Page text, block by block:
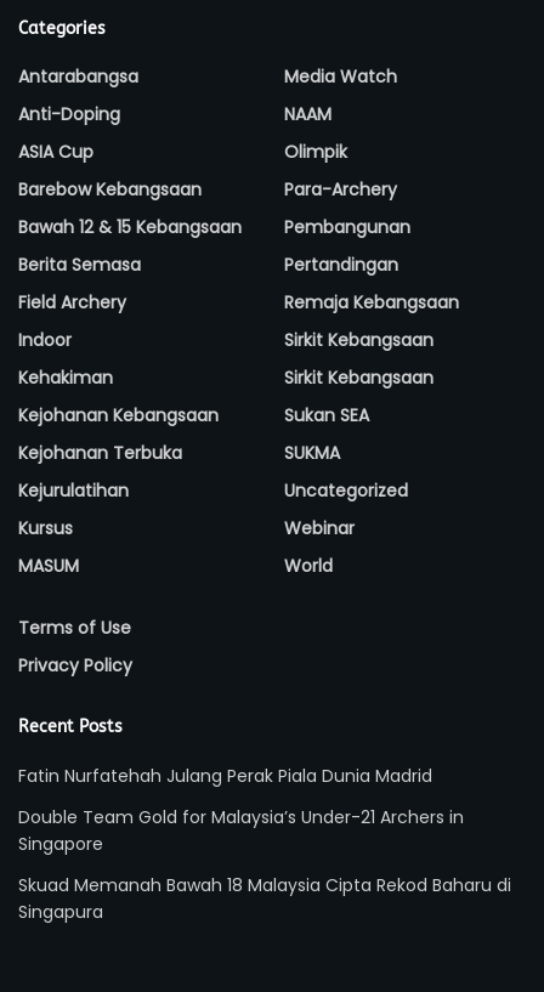
Categories
Antarabangsa
Anti-Doping
ASIA Cup
Barebow Kebangsaan
Bawah 12 & 15 Kebangsaan
Berita Semasa
Field Archery
Indoor
Kehakiman
Kejohanan Kebangsaan
Kejohanan Terbuka
Kejurulatihan
Kursus
MASUM
Media Watch
NAAM
Olimpik
Para-Archery
Pembangunan
Pertandingan
Remaja Kebangsaan
Sirkit Kebangsaan
Sirkit Kebangsaan
Sukan SEA
SUKMA
Uncategorized
Webinar
World
Terms of Use
Privacy Policy
Recent Posts
Fatin Nurfatehah Julang Perak Piala Dunia Madrid
Double Team Gold for Malaysia’s Under-21 Archers in
Singapore
Skuad Memanah Bawah 18 Malaysia Cipta Rekod Baharu di
Singapura